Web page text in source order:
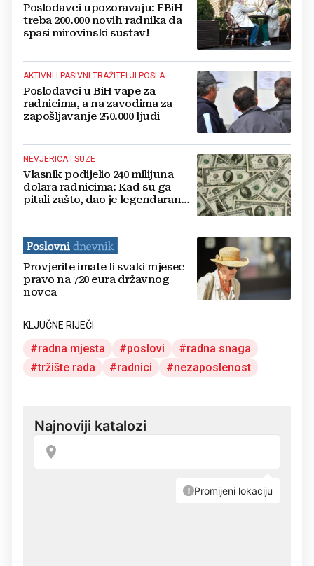
Poslodavci upozoravaju: FBiH
treba 200.000 novih radnika da
spasi mirovinski sustav!
AKTIVNI I PASIVNI TRAŽITELJI POSLA
Poslodavci u BiH vape za
radnicima, a na zavodima za
zapošljavanje 250.000 ljudi
NEVJERICA I SUZE
Vlasnik podijelio 240 milijuna
dolara radnicima: Kad su ga
pitali zašto, dao je legendaran
Provjerite imate li svaki mjesec
pravo na 720 eura državnog
novca
KLJUČNE RIJEČI
radna mjesta poslovi
radna snaga
tržište rada
radnici nezaposlenost